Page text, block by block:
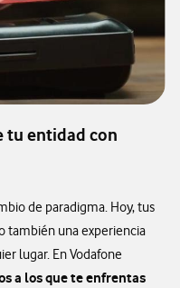
tu entidad con
de paradigma. Hoy, tus
también una experiencia
lugar. En Vodafone
a los que te enfrentas